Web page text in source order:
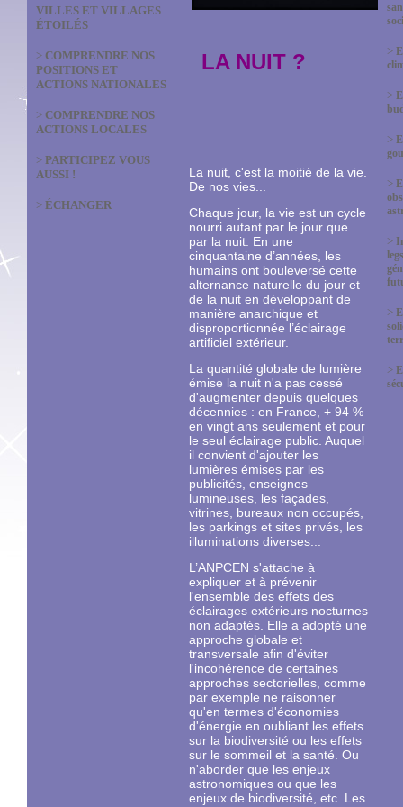
VILLES ET VILLAGES
ÉTOILÉS
> COMPRENDRE NOS
POSITIONS ET
ACTIONS NATIONALES
> COMPRENDRE NOS
ACTIONS LOCALES
> PARTICIPEZ VOUS
AUSSI !
> ÉCHANGER
LA NUIT ?
La nuit, c'est la moitié de la vie.
De nos vies...
Chaque jour, la vie est un cycle
nourri autant par le jour que
par la nuit. En une
cinquantaine d’années, les
humains ont bouleversé cette
alternance naturelle du jour et
de la nuit en développant de
manière anarchique et
disproportionnée l’éclairage
artificiel extérieur.
La quantité globale de lumière
émise la nuit n'a pas cessé
d'augmenter depuis quelques
décennies : en France, + 94 %
en vingt ans seulement et pour
le seul éclairage public. Auquel
il convient d'ajouter les
lumières émises par les
publicités, enseignes
lumineuses, les façades,
vitrines, bureaux non occupés,
les parkings et sites privés, les
illuminations diverses...
L’ANPCEN s'attache à
expliquer et à prévenir
l'ensemble des effets des
éclairages extérieurs nocturnes
non adaptés. Elle a adopté une
approche globale et
transversale afin d'éviter
l'incohérence de certaines
approches sectorielles, comme
par exemple ne raisonner
qu'en termes d'économies
d'énergie en oubliant les effets
sur la biodiversité ou les effets
sur le sommeil et la santé. Ou
n'aborder que les enjeux
astronomiques ou que les
enjeux de biodiversité, etc. Les
>
>
>
>
>
>
>